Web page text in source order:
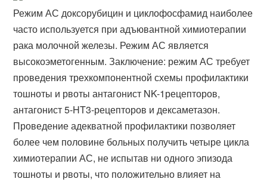
Режим АС доксорубицин и циклофосфамид наиболее
часто используется при адъювантной химиотерапии
рака молочной железы. Режим АС является
высокоэметогенным. Заключение: режим АС требует
проведения трехкомпонентной схемы профилактики
тошноты и рвоты антагонист NK-1рецепторов,
антагонист 5-HT3-рецепторов и дексаметазон.
Проведение адекватной профилактики позволяет
более чем половине больных получить четыре цикла
химиотерапии АС, не испытав ни одного эпизода
тошноты и рвоты, что положительно влияет на